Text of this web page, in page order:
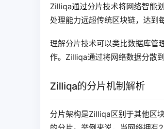
Zilliqa通过分片技术将网络智能
处理能力远超传统区块链，达到
理解分片技术可以类比数据库管
作。Zilliqa通过将网络数据分散
Zilliqa的分片机制解析
分片架构是Zilliqa区别于其他区